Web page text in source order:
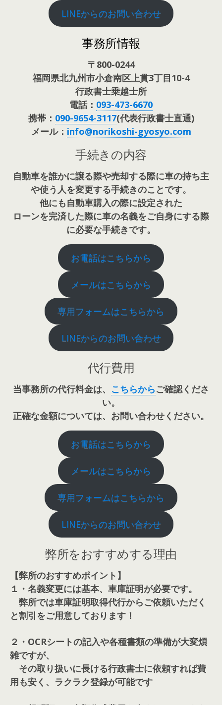
LINEからのお問い合わせ
事務所情報
〒800-0244
福岡県北九州市小倉南区上貫3丁目10-4
行政書士乗越士所
電話： 093-473-6670
携帯： 090-9654-3117(代表行政書士直通)
メール： info@norikoshi-gyosyo.com
手続きの内容
自動車を誰かに譲る際や売却する際に車の持ち主
や使う人を変更する手続きのことです。
他にも自動車購入の際に設定された
ローンを完済した際に車の名義をご自身にする際
に必要な手続きです。
お電話はこちらから
メールはこちらから
専用フォームはこちらから
LINEからのお問い合わせ
代行費用
当事務所の代行料金は、 こちらからご確認くださ
い。
正確な金額については、お問い合わせください。
お電話はこちらから
メールはこちらから
専用フォームはこちらから
LINEからのお問い合わせ
弊所をおすすめする理由
【弊所のおすすめポイント】
１・名義変更には基本、車庫証明が必要です。
弊所では車庫証明取得代行からご依頼いただく
と割引をご用意しております！
２・OCRシートの記入や各種書類の準備が大変煩
雑ですが、
その取り扱いに長ける行政書士に依頼すれば費
用も安く、ラクラク登録が可能です